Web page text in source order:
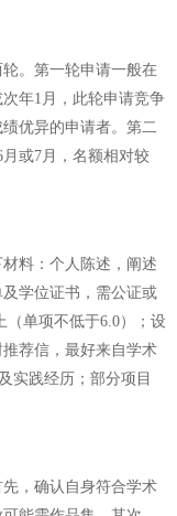
。第一轮申请一般在
年1月，此轮申请竞争
优异的申请者。第二
或7月，名额相对较
料：个人陈述，阐述
学位证书，需公证或
（单项不低于6.0）；设
荐信，最好来自学术
实践经历；部分项目
，确认自身符合学术